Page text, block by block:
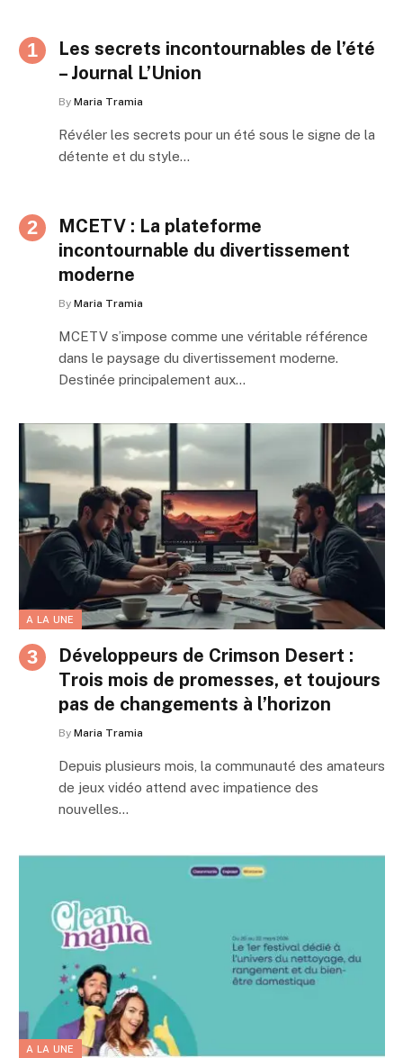
Les secrets incontournables de l’été
– Journal L’Union
By Maria Tramia
Révéler les secrets pour un été sous le signe de la
détente et du style…
MCETV : La plateforme
incontournable du divertissement
moderne
By Maria Tramia
MCETV s’impose comme une véritable référence
dans le paysage du divertissement moderne.
Destinée principalement aux…
A LA UNE
Développeurs de Crimson Desert :
Trois mois de promesses, et toujours
pas de changements à l’horizon
By Maria Tramia
Depuis plusieurs mois, la communauté des amateurs
de jeux vidéo attend avec impatience des
nouvelles…
A LA UNE